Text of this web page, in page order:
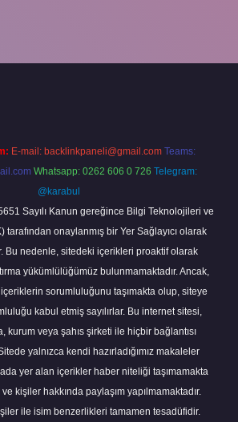
E-mail: backlinkpaneli@gmail.com Teams:
Whatsapp: 0262 606 0 726 Telegram:
@karabul
Sayılı Kanun gereğince Bilgi Teknolojileri ve
tarafından onaylanmış bir Yer Sağlayıcı olarak
Bu nedenle, sitedeki içerikleri proaktif olarak
yükümlülüğümüz bulunmamaktadır. Ancak,
sorumluluğunu taşımakta olup, siteye
kabul etmiş sayılırlar. Bu internet sitesi,
kurum veya şahıs şirketi ile hiçbir bağlantısı
yalnızca kendi hazırladığımız makaleler
yer alan içerikler haber niteliği taşımamakta
kişiler hakkında paylaşım yapılmamaktadır.
ile isim benzerlikleri tamamen tesadüfidir.